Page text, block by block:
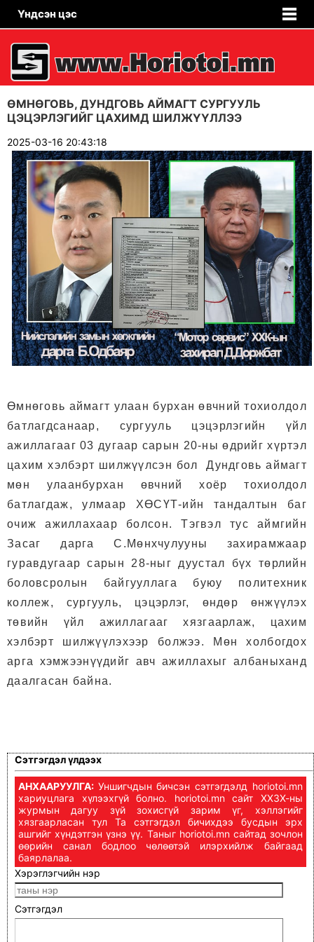
Үндсэн цэс
ӨМНӨГОВЬ, ДУНДГОВЬ АЙМАГТ СУРГУУЛЬ
ЦЭЦЭРЛЭГИЙГ ЦАХИМД ШИЛЖҮҮЛЛЭЭ
2025-03-16 20:43:18
Өмнөговь аймагт улаан бурхан өвчний тохиолдол
батлагдсанаар, сургууль цэцэрлэгийн үйл
ажиллагааг 03 дугаар сарын 20-ны өдрийг хүртэл
цахим хэлбэрт шилжүүлсэн бол Дундговь аймагт
мөн улаанбурхан өвчний хоёр тохиолдол
батлагдаж, улмаар ХӨСҮТ-ийн тандалтын баг
очиж ажиллахаар болсон.Тэгвэл тус аймгийн
Засаг дарга С.Мөнхчулууны захирамжаар
гуравдугаар сарын 28-ныг дуустал бүх төрлийн
боловсролын байгууллага буюу политехник
коллеж, сургууль, цэцэрлэг, өндөр өнжүүлэх
төвийн үйл ажиллагааг хязгаарлаж, цахим
хэлбэрт шилжүүлэхээр болжээ.
Мөн холбогдох
арга хэмжээнүүдийг авч ажиллахыг албаныханд
даалгасан байна.
Сэтгэгдэл үлдээх
АНХААРУУЛГА: Уншигчдын бичсэн сэтгэгдэлд horiotoi.mn
хариуцлага хүлээхгүй болно. horiotoi.mn сайт ХХЗХ-ны
журмын дагуу зүй зохисгүй зарим үг, хэллэгийг
хязгаарласан тул Та сэтгэгдэл бичихдээ бусдын эрх
ашгийг хүндэтгэн үзнэ үү. Таныг horiotoi.mn сайтад зочлон
өөрийн санал бодлоо чөлөөтэй илэрхийлж байгаад
баярлалаа.
Хэрэглэгчийн нэр
Сэтгэгдэл